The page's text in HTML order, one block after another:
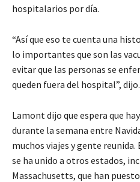
hospitalarios por día.
“Así que eso te cuenta una
lo importantes que son las
evitar que las personas se
queden fuera del hospital”, dijo.
Lamont dijo que espera que
durante la semana entre
muchos viajes y gente
se ha unido a otros estados,
Massachusetts, que han